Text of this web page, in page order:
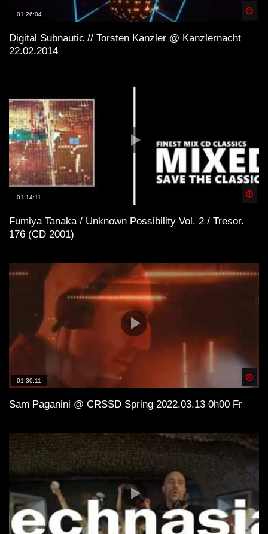
01:26:04
Digital Subnautic // Torsten Kanzler @ Kanzlernacht
22.02.2014
01:14:11
Fumiya Tanaka / Unknown Possibility Vol. 2 / Tresor.
176 (CD 2001)
01:30:11
Sam Paganini @ CRSSD Spring 2022.03.13 0h00 Fr